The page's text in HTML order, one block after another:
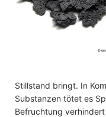
Stillstand bringt. In
Substanzen tötet es
Befruchtung